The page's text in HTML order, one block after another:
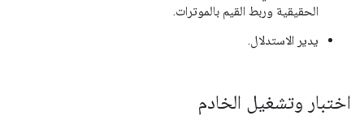
الحقيقية وربط القيم بالموترات.
يدير الاستدلال.
اختبار وتشغيل الخادم